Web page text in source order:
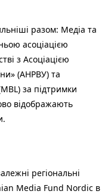
разом: Медіа та
асоціацією
з Асоціацією
(АНРВУ) та
за підтримки
відображають
регіональні
Media Fund Nordic в